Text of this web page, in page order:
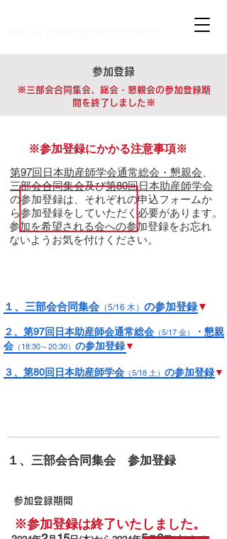
参加登録
※三部会合同集会、総会・懇親会の参加登録期
間を終了しました※
※参加登録にかかる注意事項※
第97回日本助産師学会通常総会・懇親会
三部会合同集会及び第80回日本助産師学会
の参加登録は、それぞれの申込フォームか
ら参加登録をしていただく必要があります。
参加を希望される会への参加登録をお忘れ
ないようお気を付けください。
１、三部会合同集会 （5/16 木） の参加登録▼
２、第97回日本助産師会通常総会 （5/17 金）
・懇親
会 （18:30～20:30） の参加登録▼
３、第80回日本助産師学会 （5/18 土） の参加登録▼
参加登録期間
※参加登録は終了いたしました。
１、三部会合同集会​ 参加登録